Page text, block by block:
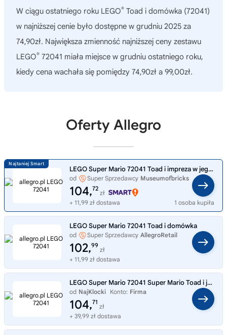
W ciągu ostatniego roku LEGO® Toad i domówka (72041)
w najniższej cenie było dostępne w grudniu 2025 za
74,90zł. Największa zmienność najniższej ceny zestawu
LEGO® 72041 miała miejsce w grudniu ostatniego roku,
kiedy cena wachała się pomiędzy 74,90zł a 99,00zł.
Oferty Allegro
LEGO Super Mario 72041 Toad i impreza w jego domku
od Super Sprzedawcy Museumofbricks
104,72
zł
+ 11,99 zł dostawa
1 osoba kupiła
LEGO Super Mario 72041 Toad i domówka
od Super Sprzedawcy AllegroRetail
102,99
zł
+ 11,99 zł dostawa
LEGO Super Mario 72041 Super Mario Toad i jego przyjęcie domowe
od NajKlocki Konto: Firma
104,71
zł
+ 39,99 zł dostawa